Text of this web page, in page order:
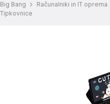
Big Bang Računalniki in IT oprema
Tipkovnice